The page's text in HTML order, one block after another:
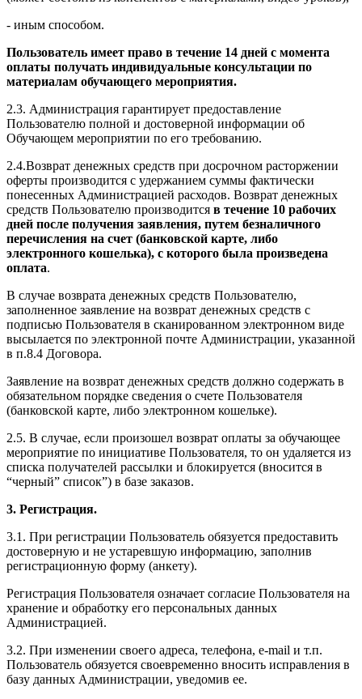
- иным способом.
Пользователь имеет право в течение 14 дней с момента
оплаты получать индивидуальные консультации по
материалам обучающего мероприятия.
2.3. Администрация гарантирует предоставление
Пользователю полной и достоверной информации об
Обучающем мероприятии по его требованию.
2.4.Возврат денежных средств при досрочном расторжении
оферты производится с удержанием суммы фактически
понесенных Администрацией расходов. Возврат денежных
средств Пользователю производится в течение 10 рабочих
дней после получения заявления, путем безналичного
перечисления на счет (банковской карте, либо
электронного кошелька), с которого была произведена
оплата.
В случае возврата денежных средств Пользователю,
заполненное заявление на возврат денежных средств с
подписью Пользователя в сканированном электронном виде
высылается по электронной почте Администрации, указанной
в п.8.4 Договора.
Заявление на возврат денежных средств должно содержать в
обязательном порядке сведения о счете Пользователя
(банковской карте, либо электронном кошельке).
2.5. В случае, если произошел возврат оплаты за обучающее
мероприятие по инициативе Пользователя, то он удаляется из
списка получателей рассылки и блокируется (вносится в
“черный” список”) в базе заказов.
3. Регистрация.
3.1. При регистрации Пользователь обязуется предоставить
достоверную и не устаревшую информацию, заполнив
регистрационную форму (анкету).
Регистрация Пользователя означает согласие Пользователя на
хранение и обработку его персональных данных
Администрацией.
3.2. При изменении своего адреса, телефона, e-mail и т.п.
Пользователь обязуется своевременно вносить исправления в
базу данных Администрации, уведомив ее.